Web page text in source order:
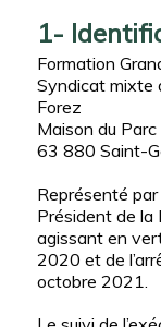
1-
Formation
Syndicat mixte
Forez
Maison du Parc
63 880 Saint-
Représenté par
Président de la
agissant en
2020 et de
octobre 2021.